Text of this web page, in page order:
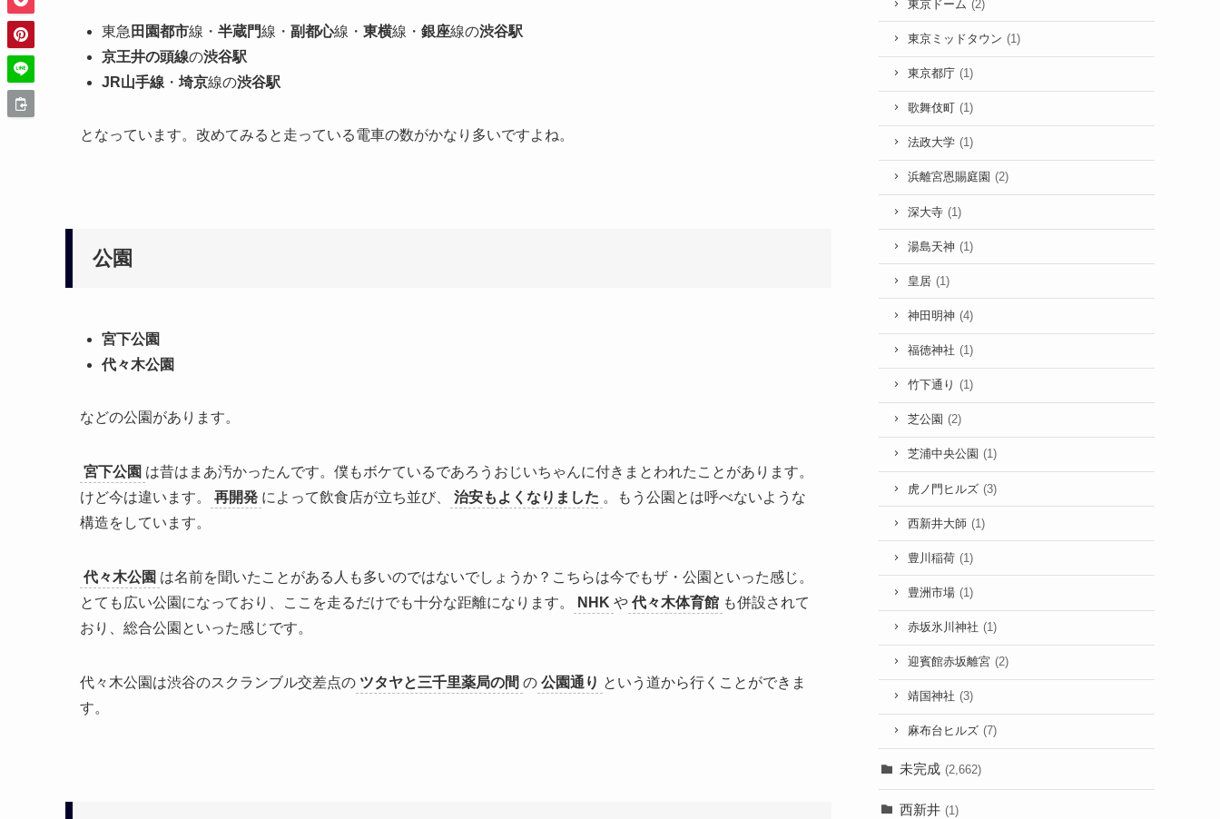
東急 田園都市線・ 半蔵門線・ 副都心線・ 東横線・ 銀座線の渋谷駅
京王井の頭線の渋谷駅
JR山手線 ・ 埼京線の渋谷駅
となっています。改めてみると走っている電車の数がかなり多いですよね。
公園
宮下公園
代々木公園
などの公園があります。
宮下公園 は昔はまあ汚かったんです。僕もボケているであろうおじいちゃんに付きまとわれたことがあります。
けど今は違います。
再開発 によって飲食店が立ち並び、 治安もよくなりました 。もう公園とは呼べないような
構造をしています。
代々木公園 は名前を聞いたことがある人も多いのではないでしょうか？こちらは今でもザ・公園といった感じ。
とても広い公園になっており、ここを走るだけでも十分な距離になります。
NHK や 代々木体育館 も併設されて
おり、総合公園といった感じです。
代々木公園は渋谷のスクランブル交差点の ツタヤと三千里薬局の間 の 公園通り という道から行くことができま
す。
東京ドーム (2)
東京ミッドタウン (1)
東京都庁 (1)
歌舞伎町 (1)
法政大学 (1)
浜離宮恩賜庭園 (2)
深大寺 (1)
湯島天神 (1)
皇居 (1)
神田明神 (4)
福徳神社 (1)
竹下通り (1)
芝公園 (2)
芝浦中央公園 (1)
虎ノ門ヒルズ (3)
西新井大師 (1)
豊川稲荷 (1)
豊洲市場 (1)
赤坂氷川神社 (1)
迎賓館赤坂離宮 (2)
靖国神社 (3)
麻布台ヒルズ (7)
未完成 (2,662)
西新井 (1)